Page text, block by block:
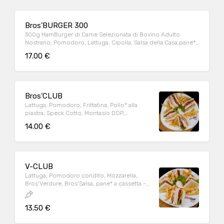
Bros’BURGER 300
300g HamBurger di Carne Selezionata di Bovino Adulto
Nostrano, Pomodoro, Lattuga, Cipolla, Salsa della Casa,pane*
17.00 €
Bros’CLUB
Lattuga, Pomodoro, Frittatina, Pollo* alla
piastra, Speck Cotto, Montasio DOP,
14.00 €
V-CLUB
Lattuga, Pomodoro condito, Mozzarella,
Bros’Verdure, Bros’Salsa, pane* a cassetta -
Salsa rosa.
13.50 €